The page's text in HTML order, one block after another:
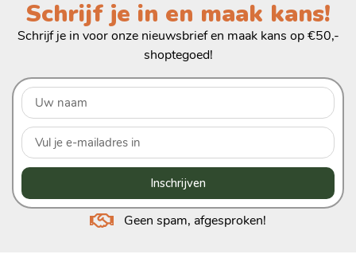
Schrijf je in en maak kans!
Schrijf je in voor onze nieuwsbrief en maak kans op €50,-
shoptegoed!
Inschrijven
Geen spam, afgesproken!